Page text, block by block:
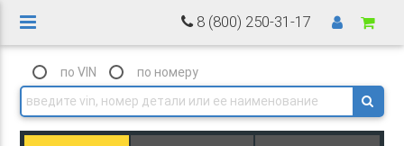
8 (800) 250-31-17
по VIN по номеру